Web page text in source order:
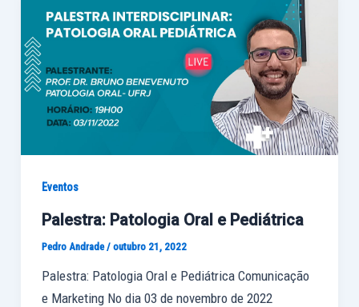
Eventos
Palestra: Patologia Oral e Pediátrica
Pedro Andrade/ outubro 21, 2022
Palestra: Patologia Oral e Pediátrica Comunicação
e Marketing No dia 03 de novembro de 2022